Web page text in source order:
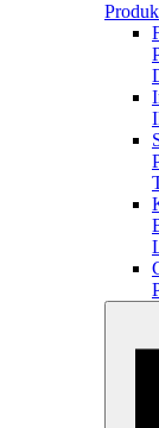
Produk